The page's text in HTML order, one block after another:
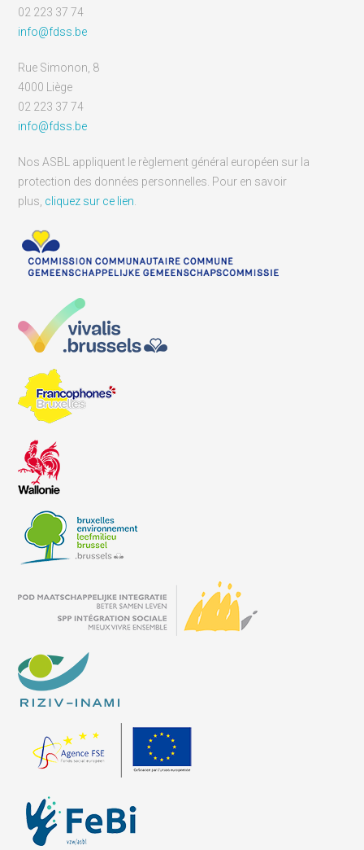
02 223 37 74
info@fdss.be
Rue Simonon, 8
4000 Liège
02 223 37 74
info@fdss.be
Nos ASBL appliquent le règlement général européen sur la
protection des données personnelles. Pour en savoir
plus, cliquez sur ce lien